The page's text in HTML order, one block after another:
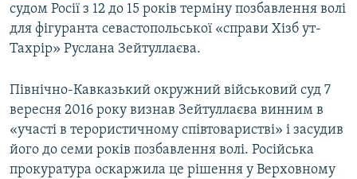
судом Росії з 12 до 15 років терміну позбавлення волі
для фігуранта севастопольської «справи Хізб ут-
Тахрір» Руслана Зейтуллаєва.
Північно-Кавказький окружний військовий суд 7
вересня 2016 року визнав Зейтуллаєва винним в
«участі в терористичному співтоваристві» і засудив
його до семи років позбавлення волі. Російська
прокуратура оскаржила це рішення у Верховному